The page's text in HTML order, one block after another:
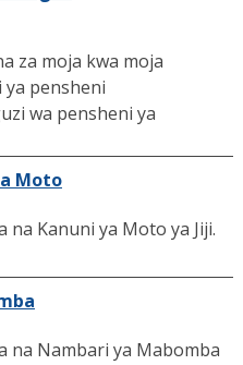
za moja kwa moja
ya pensheni
wa pensheni ya
Moto
Kanuni ya Moto ya Jiji.
na Nambari ya Mabomba